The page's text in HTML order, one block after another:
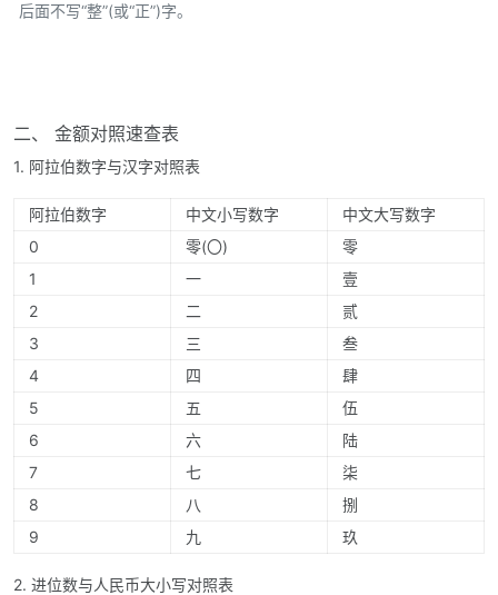
后面不写“整”(或“正”)字。
二、 金额对照速查表
1. 阿拉伯数字与汉字对照表
阿拉伯数字 中文小写数字
中文大写数字
0
零(〇)
零
1
一
壹
2
二
贰
3
三
叁
4
四
肆
5
五
伍
6
六
陆
7
七
柒
8
八
捌
9
九 玖
2. 进位数与人民币大小写对照表